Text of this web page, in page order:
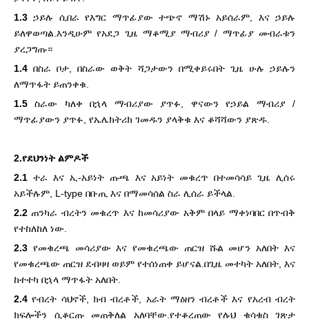
1.3ኃይሉ ሲበራ የእግር ማጥፊያው ተጭኖ ማሽኑ አይሰራም, እና ኃይሉ
ይለዋወጣል.እንዲሁም የአደጋ ጊዜ ማቆሚያ ማብሪያ / ማጥፊያ መብራቱን
ያረጋግጡ።
1.4በስራ ቦታ, በስራው ወቅት ሻጋታውን በሚቀይሩበት ጊዜ ሁሉ ኃይሉን
ለማጥፋት ይጠንቀቁ.
1.5ስራው ካለቀ በኋላ ማብሪያው ያጥፉ, ዋናውን የኃይል ማብሪያ /
ማጥፊያውን ያጥፉ, የኤሌክትሪክ ገመዱን ያላቅቁ እና ቆሻሻውን ያጽዱ.
2.የደህንነት ልምዶች
2.1 ተራ እና ኢ-አይነት ጡጫ እና አይነት መቁረጥ በተመሳሳይ ጊዜ ሊሰሩ
አይችሉም, L-type በቡጢ እና በማመሳሰል ስራ ሊሰራ ይችላል.
2.2 ጠንካራ ብረትን መቁረጥ እና ከመሳሪያው አቅም በላይ ማቀነባበር በጥብቅ
የተከለከለ ነው.
2.3 የመቁረጫ መሳሪያው እና የመቁረጫው ጠርዝ ሹል መሆን አለበት እና
የመቁረጫው ጠርዝ ደብዛዛ ወይም የተሰነጠቀ ይሆናል.በጊዜ መተካት አለበት, እና
ከተተካ በኋላ ማጥፋት አለበት.
2.4 የብረት ሳህኖች, ክብ ብረቶች, አራት ማዕዘን ብረቶች እና የአረብ ብረት
ክፍሎችን ሲቆርጡ መጠቅለል አለባቸው.የተቆረጠው የሉህ ቁሳቁስ ገጽታ